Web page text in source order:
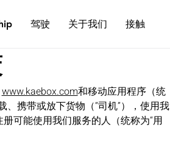
驾驶 关于我们 接触
www.kaebox.com和移动应用程序（统
携带或放下货物（“司机”），使用我
可能使用我们服务的人（统称为“用